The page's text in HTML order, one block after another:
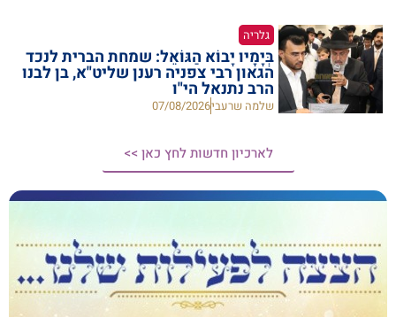
גלריה
בְּיָמָיו יָבוֹא הַגּוֹאֵל: שמחת הברית לנכד
הגאון רבי צפניה רענן שליט"א, בן לבנו
הרב נתנאל הי"ו
שלמה שרעבי07/08/2026
לארכיון חדשות לחץ כאן >>